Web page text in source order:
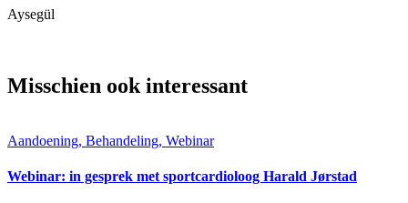
Aysegül
Misschien ook interessant
Aandoening, Behandeling, Webinar
Webinar: in gesprek met sportcardioloog Harald Jørstad